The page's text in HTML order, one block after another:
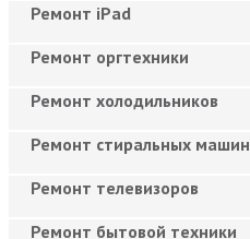
Ремонт iPad
Ремонт оргтехники
Ремонт холодильников
Ремонт стиральных машин
Ремонт телевизоров
Ремонт бытовой техники